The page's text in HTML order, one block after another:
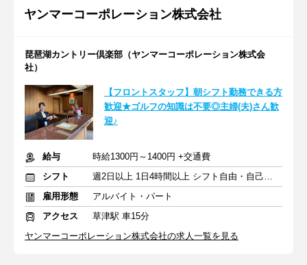
ヤンマーコーポレーション株式会社
琵琶湖カントリー倶楽部（ヤンマーコーポレーション株式会
社）
【フロントスタッフ】朝シフト勤務できる方
歓迎★ゴルフの知識は不要◎主婦(夫)さん歓
迎♪
給与
時給1300円～1400円 +交通費
シフト
週2日以上 1日4時間以上 シフト自由・自己申告
雇用形態
アルバイト・パート
アクセス
草津駅 車15分
ヤンマーコーポレーション株式会社の求人一覧を見る